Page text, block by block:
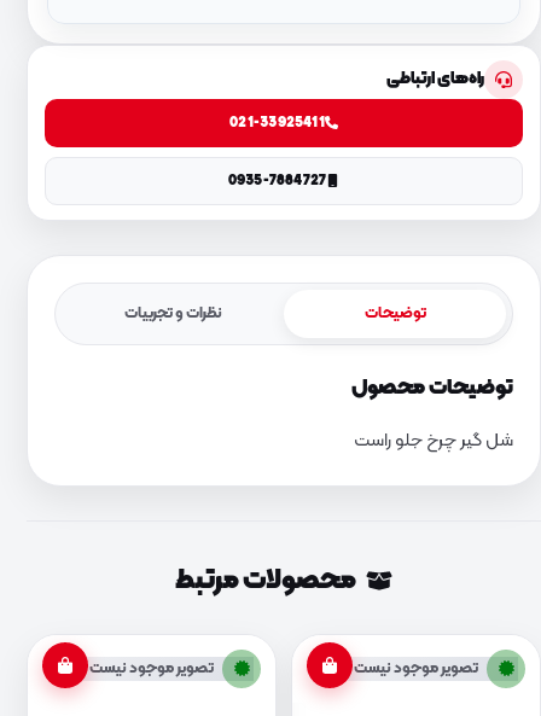
راه‌های ارتباطی
021-33925411
0935-7884727
توضیحات نظرات و تجربیات
توضیحات محصول
شل گیر چرخ جلو راست
محصولات مرتبط
تصویر موجود نیست تصویر موجود نیست